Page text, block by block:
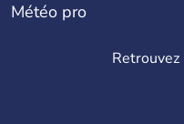
Météo pro
Retrouvez